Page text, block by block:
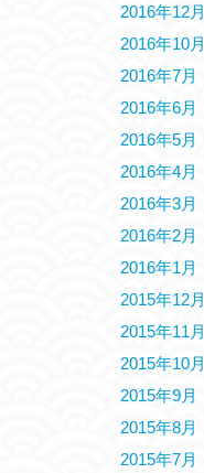
2016年12月
2016年10月
2016年7月
2016年6月
2016年5月
2016年4月
2016年3月
2016年2月
2016年1月
2015年12月
2015年11月
2015年10月
2015年9月
2015年8月
2015年7月